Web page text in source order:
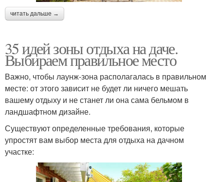
читать дальше →
35 идей зоны отдыха на даче.
Выбираем правильное место
Важно, чтобы лаунж-зона располагалась в правильном
месте: от этого зависит не будет ли ничего мешать
вашему отдыху и не станет ли она сама бельмом в
ландшафтном дизайне.
Существуют определенные требования, которые
упростят вам выбор места для отдыха на дачном
участке: